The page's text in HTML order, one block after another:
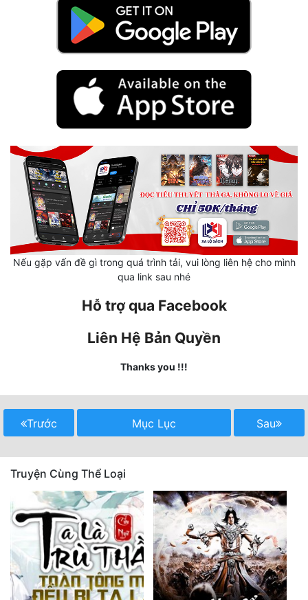
Nữ Cường
Nữ Phụ
Phong Thủy - Tâm Linh
Phương Tây
Phản Phái
Sủng
Thanh Xuân
Tiểu Thuyết
Trinh Thám
Triều Đấu
Trùng Sinh
Trọng Sinh
Nếu gặp vấn đề gì trong quá trình tải, vui lòng liên hệ cho mình
qua link sau nhé
Hỗ trợ qua Facebook
Liên Hệ Bản Quyền
Thanks you !!!
Trước Mục Lục Sau
Truyện Cùng Thể Loại